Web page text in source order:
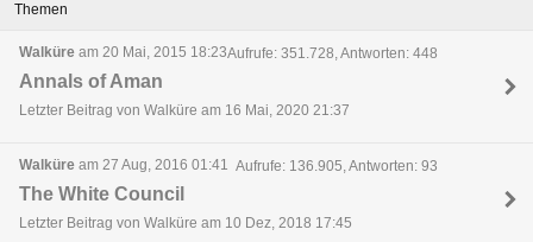
Themen
Walküre am 20 Mai, 2015 18:23Aufrufe: 351.728, Antworten: 448
Annals of Aman
Letzter Beitrag von Walküre am 16 Mai, 2020 21:37
Walküre am 27 Aug, 2016 01:41 Aufrufe: 136.905, Antworten: 93
The White Council
Letzter Beitrag von Walküre am 10 Dez, 2018 17:45